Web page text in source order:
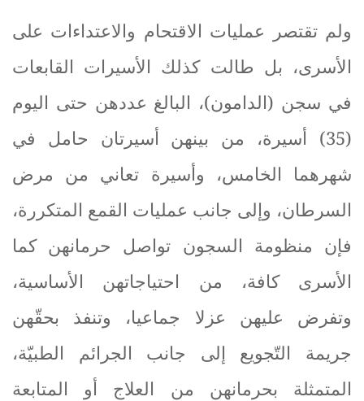
ولم تقتصر عمليات الاقتحام والاعتداءات على
الأسرى، بل طالت كذلك الأسيرات القابعات
في سجن (الدامون)، البالغ عددهن حتى اليوم
(35) أسيرة، من بينهن أسيرتان حامل في
شهرهما الخامس، وأسيرة تعاني من مرض
السرطان، وإلى جانب عمليات القمع المتكررة،
فإن منظومة السجون تواصل حرمانهن كما
الأسرى كافة، من احتياجاتهن الأساسية،
وتفرض عليهن عزلا جماعيا، وتنفذ بحقّهن
جريمة التّجويع إلى جانب الجرائم الطبيّة،
المتمثلة بحرمانهن من العلاج أو المتابعة